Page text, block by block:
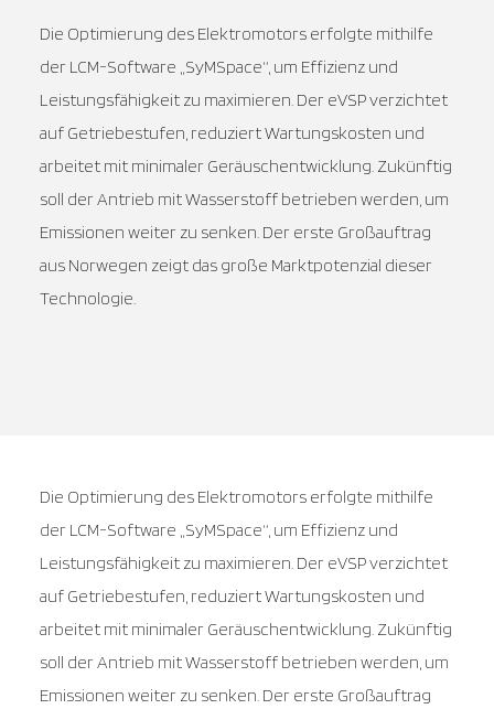
Die Optimierung des Elektromotors erfolgte mithilfe
der LCM-Software „SyMSpace“, um Effizienz und
Leistungsfähigkeit zu maximieren. Der eVSP verzichtet
auf Getriebestufen, reduziert Wartungskosten und
arbeitet mit minimaler Geräuschentwicklung. Zukünftig
soll der Antrieb mit Wasserstoff betrieben werden, um
Emissionen weiter zu senken. Der erste Großauftrag
aus Norwegen zeigt das große Marktpotenzial dieser
Technologie.
Die Optimierung des Elektromotors erfolgte mithilfe
der LCM-Software „SyMSpace“, um Effizienz und
Leistungsfähigkeit zu maximieren. Der eVSP verzichtet
auf Getriebestufen, reduziert Wartungskosten und
arbeitet mit minimaler Geräuschentwicklung. Zukünftig
soll der Antrieb mit Wasserstoff betrieben werden, um
Emissionen weiter zu senken. Der erste Großauftrag